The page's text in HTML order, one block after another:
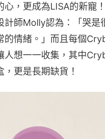
，更成為LISA的新寵！
計師Molly認為：「哭是
的情緒。」而且每個
人想一一收集，其中
更是長期缺貨！